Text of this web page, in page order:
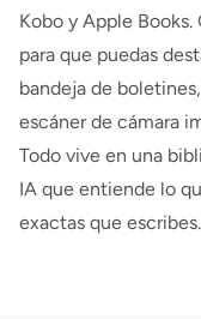
Kobo y Apple
para que puedas
bandeja de
escáner de cámara
Todo vive en una
IA que entiende lo
exactas que escribes.